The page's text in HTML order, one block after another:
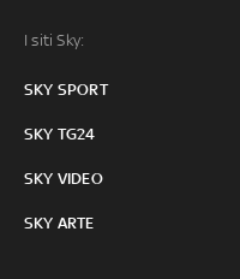
I siti Sky:
SKY SPORT
SKY TG24
SKY VIDEO
SKY ARTE